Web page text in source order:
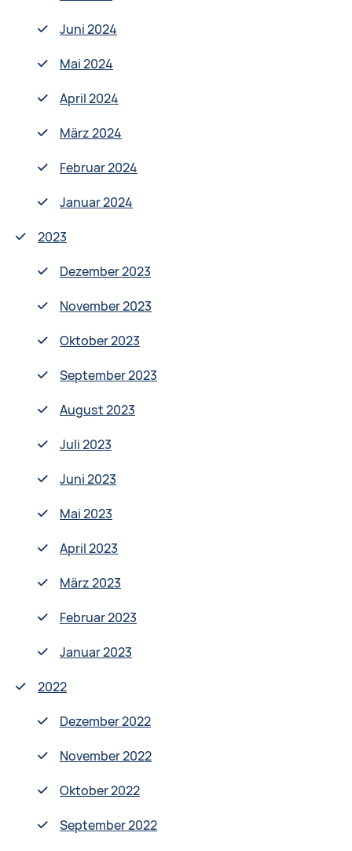
Juni 2024
Mai 2024
April 2024
März 2024
Februar 2024
Januar 2024
2023
Dezember 2023
November 2023
Oktober 2023
September 2023
August 2023
Juli 2023
Juni 2023
Mai 2023
April 2023
März 2023
Februar 2023
Januar 2023
2022
Dezember 2022
November 2022
Oktober 2022
September 2022